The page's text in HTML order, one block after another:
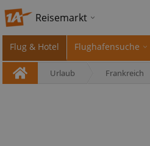
Reisemarkt
Flug & Hotel Flughafensuche
Urlaub Frankreich